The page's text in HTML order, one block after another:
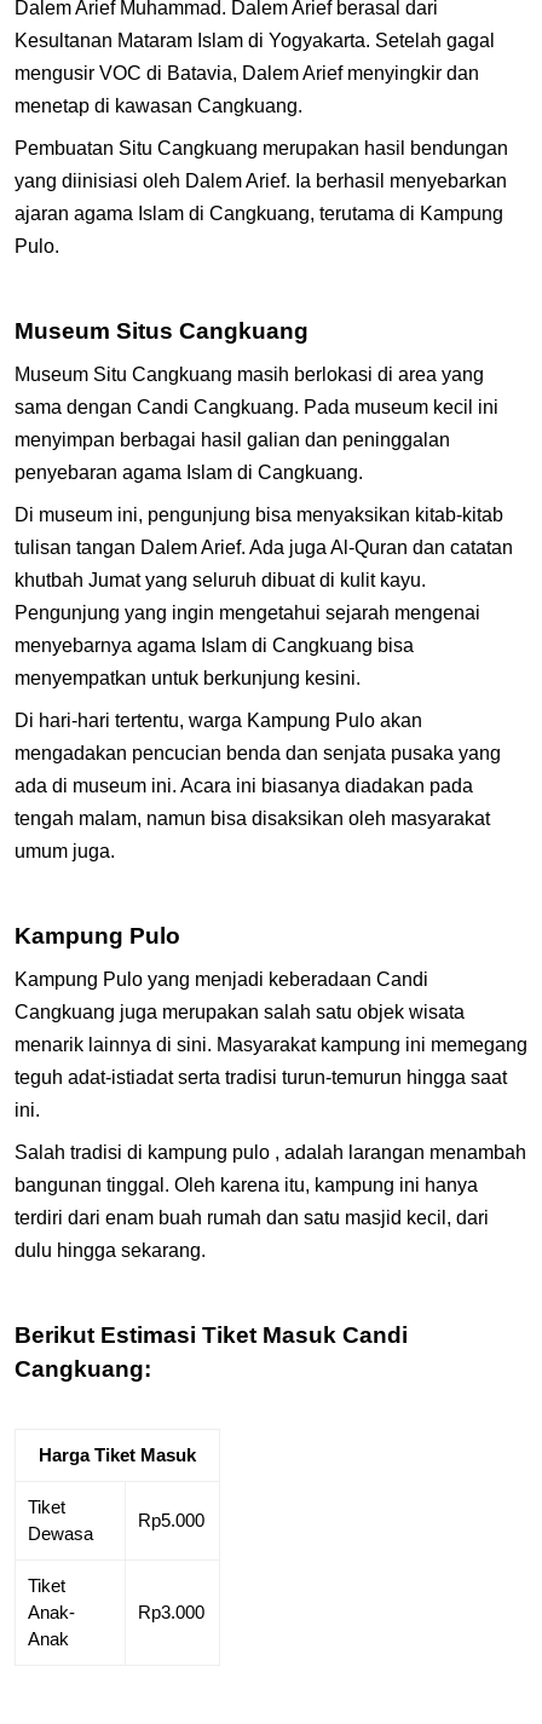
Dalem Arief Muhammad. Dalem Arief berasal dari
Kesultanan Mataram Islam di Yogyakarta. Setelah gagal
mengusir VOC di Batavia, Dalem Arief menyingkir dan
menetap di kawasan Cangkuang.
Pembuatan Situ Cangkuang merupakan hasil bendungan
yang diinisiasi oleh Dalem Arief. Ia berhasil menyebarkan
ajaran agama Islam di Cangkuang, terutama di Kampung
Pulo.
Museum Situs Cangkuang
Museum Situ Cangkuang masih berlokasi di area yang
sama dengan Candi Cangkuang. Pada museum kecil ini
menyimpan berbagai hasil galian dan peninggalan
penyebaran agama Islam di Cangkuang.
Di museum ini, pengunjung bisa menyaksikan kitab-kitab
tulisan tangan Dalem Arief. Ada juga Al-Quran dan catatan
khutbah Jumat yang seluruh dibuat di kulit kayu.
Pengunjung yang ingin mengetahui sejarah mengenai
menyebarnya agama Islam di Cangkuang bisa
menyempatkan untuk berkunjung kesini.
Di hari-hari tertentu, warga Kampung Pulo akan
mengadakan pencucian benda dan senjata pusaka yang
ada di museum ini. Acara ini biasanya diadakan pada
tengah malam, namun bisa disaksikan oleh masyarakat
umum juga.
Kampung Pulo
Kampung Pulo yang menjadi keberadaan Candi
Cangkuang juga merupakan salah satu objek wisata
menarik lainnya di sini. Masyarakat kampung ini memegang
teguh adat-istiadat serta tradisi turun-temurun hingga saat
ini.
Salah tradisi di kampung pulo , adalah larangan menambah
bangunan tinggal. Oleh karena itu, kampung ini hanya
terdiri dari enam buah rumah dan satu masjid kecil, dari
dulu hingga sekarang.
Berikut Estimasi Tiket Masuk Candi
Cangkuang:
Harga Tiket Masuk
Tiket
Dewasa
Rp5.000
Tiket
Anak-
Anak
Rp3.000